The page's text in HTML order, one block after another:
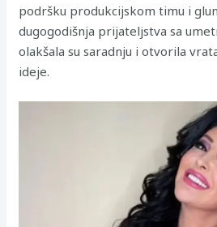
podršku produkcijskom timu i
dugogodišnja prijateljstva sa
olakšala su saradnju i otvorila
ideje.